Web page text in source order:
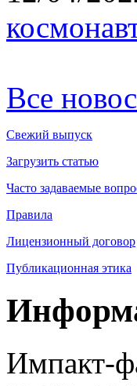
Все
Свежий выпуск
Загрузить статью
Часто задаваемые
Правила
Лицензионный договор
Публикационная этика
Импакт-